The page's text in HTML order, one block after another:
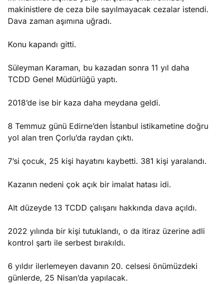
makinistlere de ceza bile sayılmayacak cezalar istendi.
Dava zaman aşımına uğradı.
Konu kapandı gitti.
Süleyman Karaman, bu kazadan sonra 11 yıl daha
TCDD Genel Müdürlüğü yaptı.
2018’de ise bir kaza daha meydana geldi.
8 Temmuz günü Edirne’den İstanbul istikametine doğru
yol alan tren Çorlu’da raydan çıktı.
7’si çocuk, 25 kişi hayatını kaybetti. 381 kişi yaralandı.
Kazanın nedeni çok açık bir imalat hatası idi.
Alt düzeyde 13 TCDD çalışanı hakkında dava açıldı.
2022 yılında bir kişi tutuklandı, o da itiraz üzerine adli
kontrol şartı ile serbest bırakıldı.
6 yıldır ilerlemeyen davanın 20. celsesi önümüzdeki
günlerde, 25 Nisan’da yapılacak.